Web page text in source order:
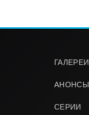
ГАЛЕРЕИ
АНОНСЫ
СЕРИИ